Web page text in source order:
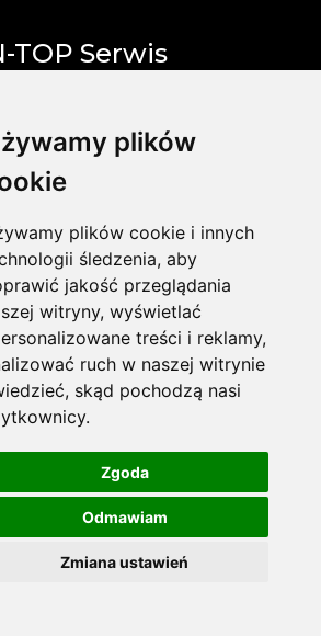
plików
plików cookie i innych
śledzenia, aby
jakość przeglądania
witryny, wyświetlać
treści i reklamy,
ruch w naszej witrynie
skąd pochodzą nasi
Zgoda
Odmawiam
Zmiana ustawień
TOP Serwis
do odstapienia od umowy
i formy płatności
prywatności
Serwis Samochodowy